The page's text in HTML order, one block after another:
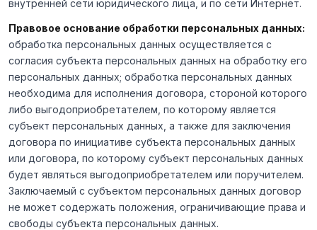
внутренней сети юридического лица, и по сети Интернет.
Правовое основание обработки персональных данных:
обработка персональных данных осуществляется с
согласия субъекта персональных данных на обработку его
персональных данных; обработка персональных данных
необходима для исполнения договора, стороной которого
либо выгодоприобретателем, по которому является
субъект персональных данных, а также для заключения
договора по инициативе субъекта персональных данных
или договора, по которому субъект персональных данных
будет являться выгодоприобретателем или поручителем.
Заключаемый с субъектом персональных данных договор
не может содержать положения, ограничивающие права и
свободы субъекта персональных данных.